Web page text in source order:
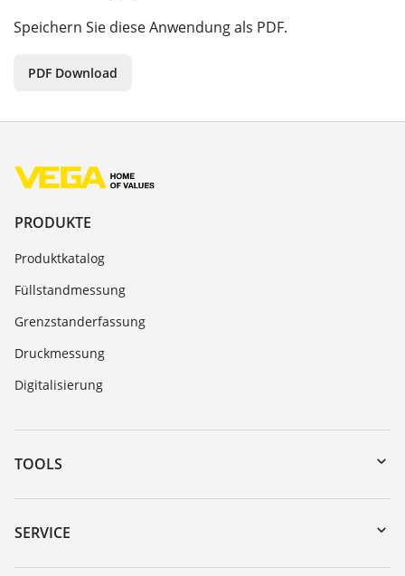
Speichern Sie diese Anwendung als PDF.
PDF Download
PRODUKTE
Produktkatalog
Füllstandmessung
Grenzstanderfassung
Druckmessung
Digitalisierung
TOOLS
Download-Center
Gerätesuche (Seriennummer)
SERVICE
Geräterücksendung